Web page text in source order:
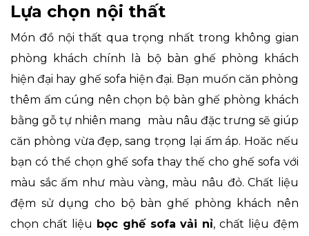
Lựa chọn nội thất
Món đồ nội thất qua trọng nhất trong không gian
phòng khách chính là bộ bàn ghế phòng khách
hiện đại hay ghế sofa hiện đại. Bạn muốn căn phòng
thêm ấm cúng nên chọn bộ bàn ghế phòng khách
bằng gỗ tự nhiên mang màu nâu đặc trưng sẽ giúp
căn phòng vừa đẹp, sang trọng lại ấm áp. Hoăc nếu
bạn có thể chọn ghế sofa thay thế cho ghế sofa với
màu sắc ấm như màu vàng, màu nâu đỏ. Chất liệu
đệm sử dụng cho bộ bàn ghế phòng khách nên
chọn chất liệu bọc ghế sofa vải nỉ, chất liệu đệm